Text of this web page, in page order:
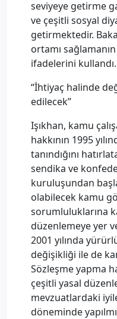
seviyeye getirme
ve çeşitli sosyal
getirmektedir.
ortamı
ifadelerini kullandı.
“İhtiyaç halinde
edilecek”
Işıkhan, kamu
hakkının 1995
tanındığını
sendika ve
kuruluşundan
olabilecek kamu
sorumluluklarına
düzenlemeye yer
2001 yılında
değişikliği ile de
Sözleşme yapma
çeşitli yasal
mevzuatlardaki
döneminde